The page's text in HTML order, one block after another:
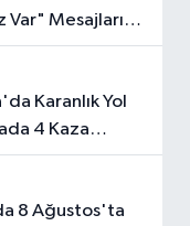
Var" Mesajlarına
4 Kaza